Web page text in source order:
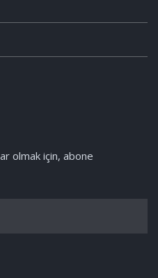
olmak için, abone